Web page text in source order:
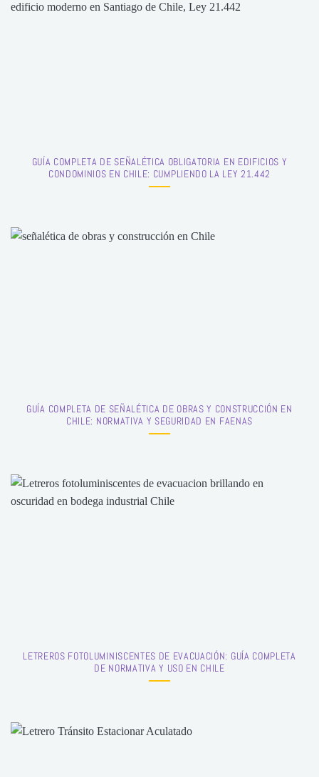
GUÍA COMPLETA DE SEÑALÉTICA OBLIGATORIA EN EDIFICIOS Y
CONDOMINIOS EN CHILE: CUMPLIENDO LA LEY 21.442
GUÍA COMPLETA DE SEÑALÉTICA DE OBRAS Y CONSTRUCCIÓN EN
CHILE: NORMATIVA Y SEGURIDAD EN FAENAS
LETREROS FOTOLUMINISCENTES DE EVACUACIÓN: GUÍA COMPLETA
DE NORMATIVA Y USO EN CHILE